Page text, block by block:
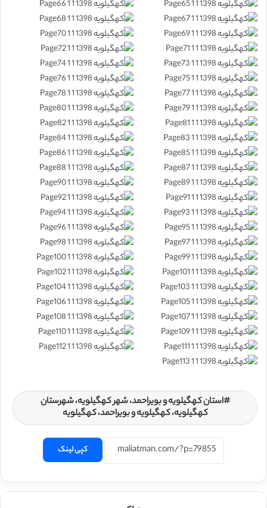
استان کهگیلویه و بویراحمد، شهر کهگیلویه، شهرستان
کهگیلویه، کهگیلویه و بویراحمد، کهگیلویه
کپی لینک